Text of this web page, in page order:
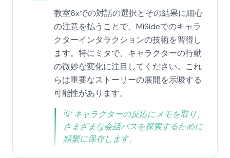
教室6xでの対話の選択とその結果に細心
の注意を払うことで、MiSideでのキャラ
クターインタラクションの技術を習得し
ます。特にミタで、キャラクターの行動
の微妙な変化に注目してください。これ
らは重要なストーリーの展開を示唆する
可能性があります。
💡キャラクターの反応にメモを取り、
さまざまな会話パスを探索するために
頻繁に保存します。